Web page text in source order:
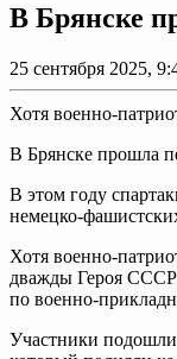
В Брянске
25 сентября 2025,
Хотя военно-
В Брянске прошла
В этом году
немецко-
Хотя военно-
дважды Героя СССР
по военно-
Участники подошли